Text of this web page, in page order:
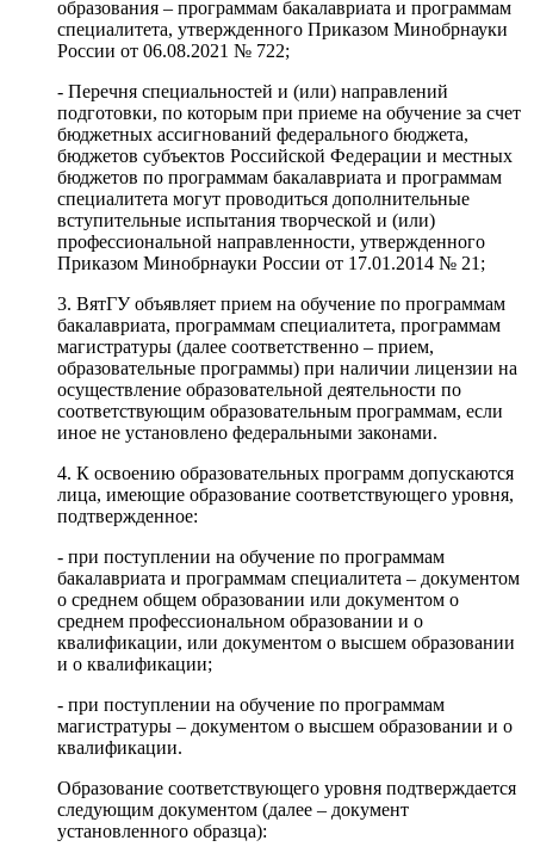
образования – программам бакалавриата и программам
специалитета, утвержденного Приказом Минобрнауки
России от 06.08.2021 № 722;
- Перечня специальностей и (или) направлений
подготовки, по которым при приеме на обучение за счет
бюджетных ассигнований федерального бюджета,
бюджетов субъектов Российской Федерации и местных
бюджетов по программам бакалавриата и программам
специалитета могут проводиться дополнительные
вступительные испытания творческой и (или)
профессиональной направленности, утвержденного
Приказом Минобрнауки России от 17.01.2014 № 21;
3. ВятГУ объявляет прием на обучение по программам
бакалавриата, программам специалитета, программам
магистратуры (далее соответственно – прием,
образовательные программы) при наличии лицензии на
осуществление образовательной деятельности по
соответствующим образовательным программам, если
иное не установлено федеральными законами.
4. К освоению образовательных программ допускаются
лица, имеющие образование соответствующего уровня,
подтвержденное:
- при поступлении на обучение по программам
бакалавриата и программам специалитета – документом
о среднем общем образовании или документом о
среднем профессиональном образовании и о
квалификации, или документом о высшем образовании
и о квалификации;
- при поступлении на обучение по программам
магистратуры – документом о высшем образовании и о
квалификации.
Образование соответствующего уровня подтверждается
следующим документом (далее – документ
установленного образца):